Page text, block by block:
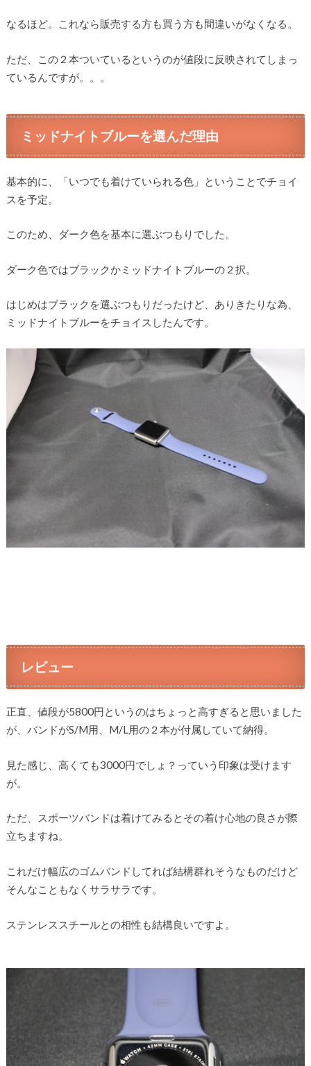
なるほど。これなら販売する方も買う方も間違いがなくなる。
ただ、この２本ついているというのが値段に反映されてしまっ
ているんですが。。。
ミッドナイトブルーを選んだ理由
基本的に、「いつでも着けていられる色」ということでチョイ
スを予定。
このため、ダーク色を基本に選ぶつもりでした。
ダーク色ではブラックかミッドナイトブルーの２択。
はじめはブラックを選ぶつもりだったけど、ありきたりな為、
ミッドナイトブルーをチョイスしたんです。
レビュー
正直、値段が5800円というのはちょっと高すぎると思いました
が、バンドがS/M用、M/L用の２本が付属していて納得。
見た感じ、高くても3000円でしょ？っていう印象は受けます
が。
ただ、スポーツバンドは着けてみるとその着け心地の良さが際
立ちますね。
これだけ幅広のゴムバンドしてれば結構群れそうなものだけど
そんなこともなくサラサラです。
ステンレススチールとの相性も結構良いですよ。